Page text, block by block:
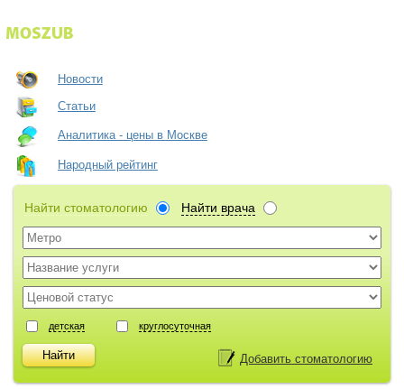
Новости
Статьи
Аналитика - цены в Москве
Народный рейтинг
Найти стоматологию Найти врача
детская круглосуточная
Добавить стоматологию